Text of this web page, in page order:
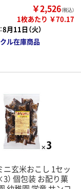
￥2,526（税込）
1枚あたり ￥70.17
8月11日（火）
ル在庫商品
玄米おこし 1セッ
） 個包装 お配り菓